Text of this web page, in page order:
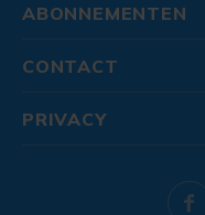
ABONNEMENTEN
CONTACT
PRIVACY